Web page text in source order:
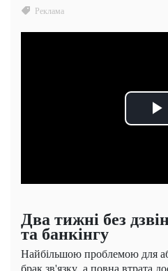
Два тижні без
та банкінгу
Найбільшою проблемою для
брак зв'язку, а повна втрата